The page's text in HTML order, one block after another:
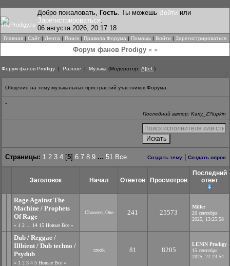
Добро пожаловать, Гость. Ты можешь Войти или
Зарегистрироваться.
06 августа 2026, 20:17:18
Главная | Сайт | Лента | Поиск | Правила Форума | Помощь | Войти | Зарегистрироваться
Форум фанов Prodigy« »
Форум фанов Prodigy | Разное | Музыка (Модератор: A][eL )
Общение на тему музыкальных пристрастий участников Форума.
-
Последний автор: Kariy_Z?lupkin
Страницы: 1 2 3 4 [5] 6 7 8 9 ... 51 Все Создать тему Создать опрос
Заголовок Начал Ответов Просмотров
Последний
ответ
Rage Against The
Machine / Prophets
Of Rage
« 1 2 14 15 Новые Все »
Choosen_One 241 25573
Miller
20 сентября
2025, 13:25:58
Dub / Reggae /
Illbient / Dub techno /
Psydub
« 1 2 3 4 5 Новые Все »
crook 81 8205
LENiN Prodigy
15 сентября
2025, 22:23:54